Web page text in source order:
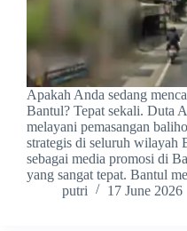
Apakah Anda sedang
Bantul? Tepat sekali. Duta
melayani pemasangan
strategis di seluruh wilayah
sebagai media promosi di
yang sangat tepat. Bantul
putri
17 June 2026